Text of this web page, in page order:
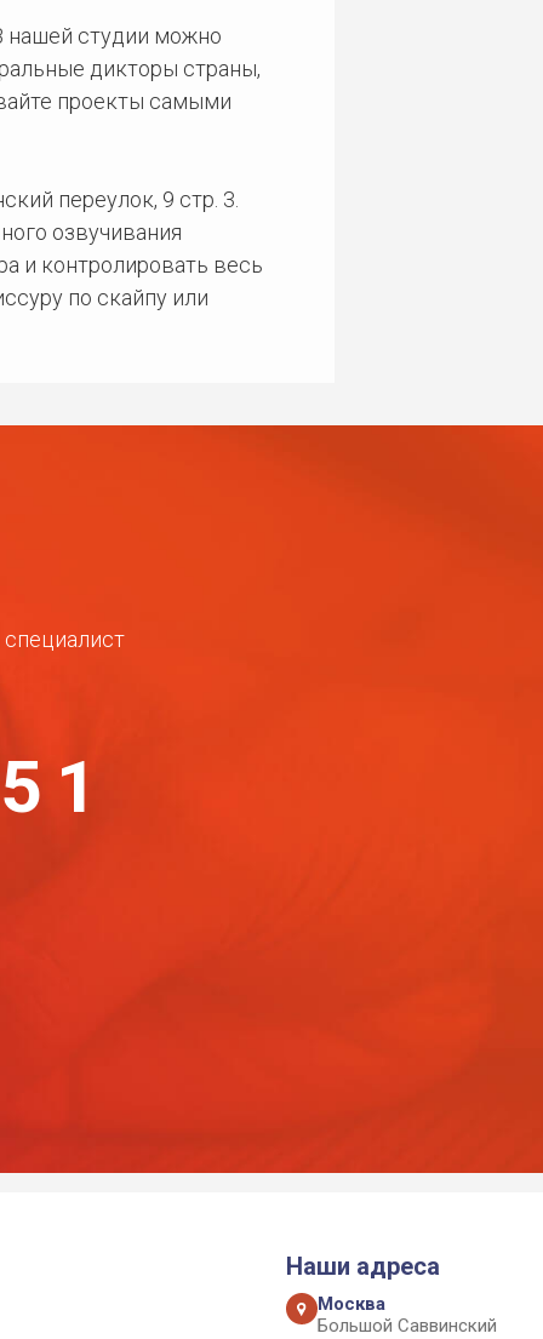
нашей студии можно
дикторы страны,
проекты самыми
переулок, 9 стр. 3.
озвучивания
и контролировать весь
по скайпу или
Наши адреса
Москва
Большой Саввинский